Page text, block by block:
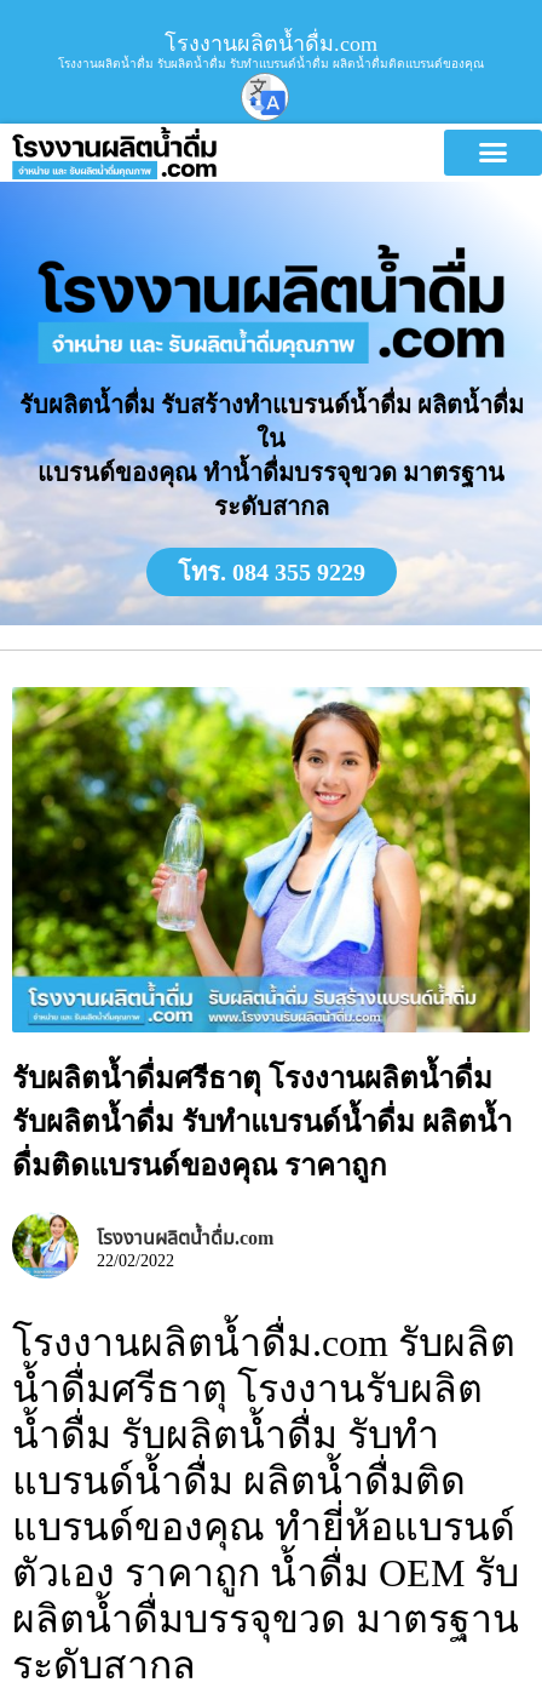
โรงงานผลิตน้ำดื่ม.com
โรงงานผลิตน้ำดื่ม รับผลิตน้ำดื่ม รับทำแบรนด์น้ำดื่ม ผลิตน้ำดื่มติดแบรนด์ของคุณ
รับผลิตน้ำดื่ม รับสร้างทำแบรนด์น้ำดื่ม ผลิตน้ำดื่ม
ใน
แบรนด์ของคุณ ทำน้ำดื่มบรรจุขวด มาตรฐาน
ระดับสากล
โทร. 084 355 9229
รับผลิตน้ำดื่มศรีธาตุ โรงงานผลิตน้ำดื่ม
รับผลิตน้ำดื่ม รับทำแบรนด์น้ำดื่ม ผลิตน้ำ
ดื่มติดแบรนด์ของคุณ ราคาถูก
โรงงานผลิตน้ำดื่ม.com
22/02/2022
โรงงานผลิตน้ำดื่ม.com รับผลิต
น้ำดื่มศรีธาตุ โรงงานรับผลิต
น้ำดื่ม รับผลิตน้ำดื่ม รับทำ
แบรนด์น้ำดื่ม ผลิตน้ำดื่มติด
แบรนด์ของคุณ ทำยี่ห้อแบรนด์
ตัวเอง ราคาถูก น้ำดื่ม OEM รับ
ผลิตน้ำดื่มบรรจุขวด มาตรฐาน
ระดับสากล